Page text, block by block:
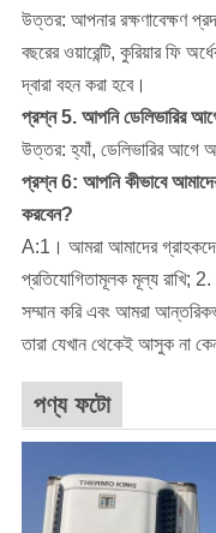
উত্তর: আপনার রক্ষণাবেক্ষণ
বছরের ওয়ারেন্টি, কুরিয়ার ফি
দ্বারা বহন করা হবে।
প্রশ্ন 5. আপনি ডেলিভারির
উত্তর: হ্যাঁ, ডেলিভারির আগে
প্রশ্ন 6: আপনি কীভাবে আমাদের
করবেন?
A:1। আমরা আমাদের গ্রাহকদের
প্রতিযোগিতামূলক মূল্য রাখি;
সম্মান করি এবং আমরা
তারা যেখান থেকেই আসুক না
পণ্য ফটো